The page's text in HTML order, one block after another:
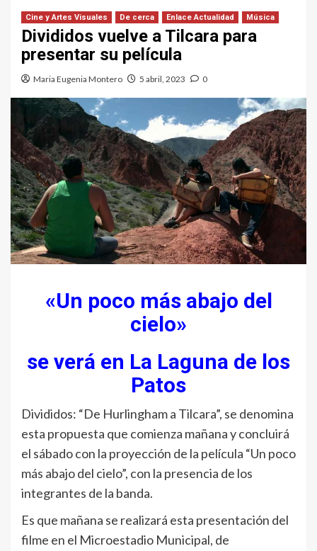
Cine y Artes Visuales De cerca Enlace Actualidad Música
Divididos vuelve a Tilcara para
presentar su película
Maria Eugenia Montero 5 abril, 2023 0
«Un poco más abajo del
cielo»
se verá en La Laguna de los
Patos
Divididos: “De Hurlingham a Tilcara”, se denomina
esta propuesta que comienza mañana y concluirá
el sábado con la proyección de la película “Un poco
más abajo del cielo”, con la presencia de los
integrantes de la banda.
Es que mañana se realizará esta presentación del
filme en el Microestadio Municipal, de